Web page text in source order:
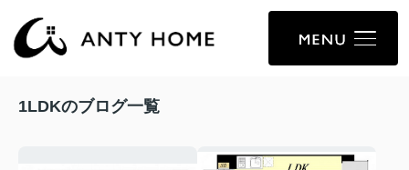
1LDKのブログ一覧